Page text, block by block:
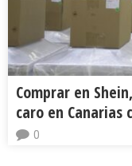
Comprar en
caro en Canarias
0